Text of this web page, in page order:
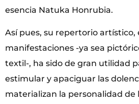
esencia Natuka Honrubia.
Así pues, su repertorio artístico,
manifestaciones -ya sea
textil-, ha sido de gran utilidad
estimular y apaciguar las
materializan la personalidad de